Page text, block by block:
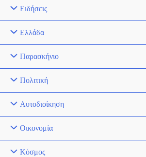
Ειδήσεις
Ελλάδα
Παρασκήνιο
Πολιτική
Αυτοδιοίκηση
Οικονομία
Κόσμος